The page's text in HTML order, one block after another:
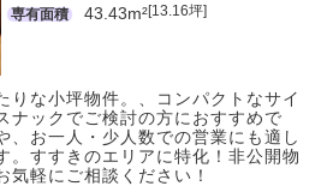
専有面積 43.43m²[13.16坪]
りな小坪物件。、コンパクトなサイ
ナックでご検討の方におすすめで
、お一人・少人数での営業にも適し
。すすきのエリアに特化！非公開物
気軽にご相談ください！